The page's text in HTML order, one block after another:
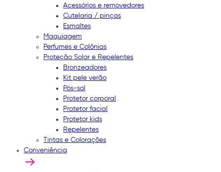
Acessórios e removedores
Cutelaria / pinças
Esmaltes
Maquiagem
Perfumes e Colônias
Proteção Solar e Repelentes
Bronzeadores
Kit pele verão
Pós-sol
Protetor corporal
Protetor facial
Protetor kids
Repelentes
Tintas e Colorações
Conveniência